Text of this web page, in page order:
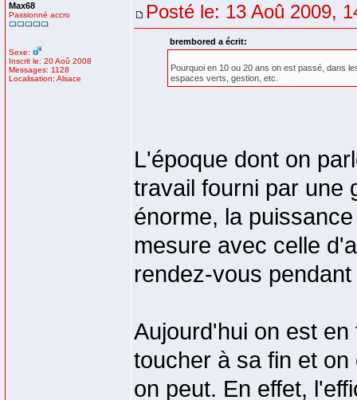
Max68
Passionné accro
Sexe:
Inscrit le: 20 Aoû 2008
Messages: 1128
Localisation: Alsace
Posté le: 13 Aoû 2009,
brembored a écrit:
Pourquoi en 10 ou 20 ans on est passé, dans
espaces verts, gestion, etc.
L'époque dont on
travail fourni par une
énorme, la
mesure avec celle
rendez-vous
Aujourd'hui on est
toucher à sa fin et
on peut. En effet,